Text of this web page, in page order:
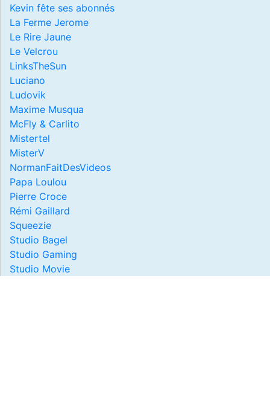
Kevin fête ses abonnés
La Ferme Jerome
Le Rire Jaune
Le Velcrou
LinksTheSun
Luciano
Ludovik
Maxime Musqua
McFly & Carlito
Mistertel
MisterV
NormanFaitDesVideos
Papa Loulou
Pierre Croce
Rémi Gaillard
Squeezie
Studio Bagel
Studio Gaming
Studio Movie